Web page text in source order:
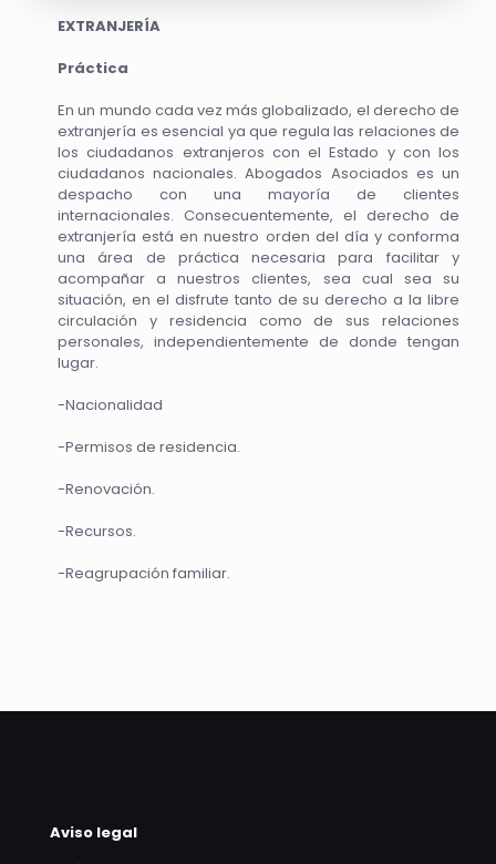
EXTRANJERÍA
Práctica
En un mundo cada vez más globalizado, el derecho de
extranjería es esencial ya que regula las relaciones de
los ciudadanos extranjeros con el Estado y con los
ciudadanos nacionales. Abogados Asociados es un
despacho con una mayoría de clientes
internacionales. Consecuentemente, el derecho de
extranjería está en nuestro orden del día y conforma
una área de práctica necesaria para facilitar y
acompañar a nuestros clientes, sea cual sea su
situación, en el disfrute tanto de su derecho a la libre
circulación y residencia como de sus relaciones
personales, independientemente de donde tengan
lugar.
-Nacionalidad
-Permisos de residencia.
-Renovación.
-Recursos.
-Reagrupación familiar.
Aviso legal